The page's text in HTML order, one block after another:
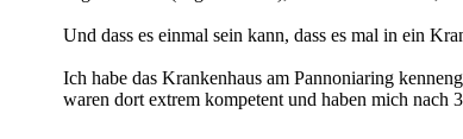
Und dass es einmal sein kann, dass es mal in ein
Ich habe das Krankenhaus am Pannoniaring
waren dort extrem kompetent und haben mich nach